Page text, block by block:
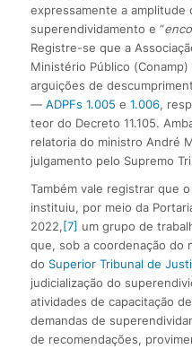
expressamente a amplitude
superendividamento e “
Registre-se que a
Ministério Público
arguições de
— ADPFs 1.005 e 1.006,
teor do Decreto 11.105.
relatoria do ministro André
julgamento pelo Supremo
Também vale registrar que
instituiu, por meio da
2022,[7] um grupo de
que, sob a coordenação do
do Superior Tribunal de
judicialização do
atividades de capacitação
demandas de
de recomendações,